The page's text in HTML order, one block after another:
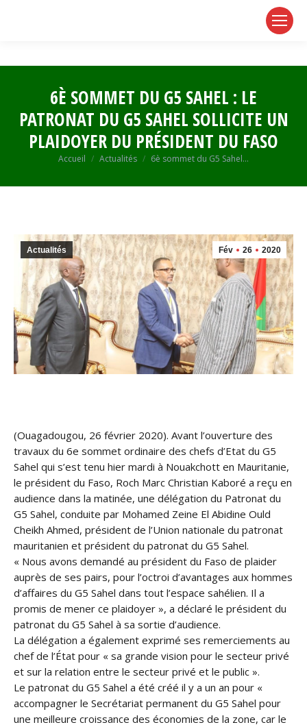
6È SOMMET DU G5 SAHEL : LE
PATRONAT DU G5 SAHEL SOLLICITE UN
PLAIDOYER DU PRÉSIDENT DU FASO
Vous êtes ici :
Accueil Actualités 6è sommet du G5 Sahel…
Fév 26 2020
Actualités
(Ouagadougou, 26 février 2020). Avant l’ouverture des
travaux du 6e sommet ordinaire des chefs d’Etat du G5
Sahel qui s’est tenu hier mardi à Nouakchott en Mauritanie,
le président du Faso, Roch Marc Christian Kaboré a reçu en
audience dans la matinée, une délégation du Patronat du
G5 Sahel, conduite par Mohamed Zeine El Abidine Ould
Cheikh Ahmed, président de l’Union nationale du patronat
mauritanien et président du patronat du G5 Sahel.
« Nous avons demandé au président du Faso de plaider
auprès de ses pairs, pour l’octroi d’avantages aux hommes
d’affaires du G5 Sahel dans tout l’espace sahélien. Il a
promis de mener ce plaidoyer », a déclaré le président du
patronat du G5 Sahel à sa sortie d’audience.
La délégation a également exprimé ses remerciements au
chef de l’État pour « sa grande vision pour le secteur privé
et sur la relation entre le secteur privé et le public ».
Le patronat du G5 Sahel a été créé il y a un an pour «
accompagner le Secrétariat permanent du G5 Sahel pour
une meilleure croissance des économies de la zone, car le